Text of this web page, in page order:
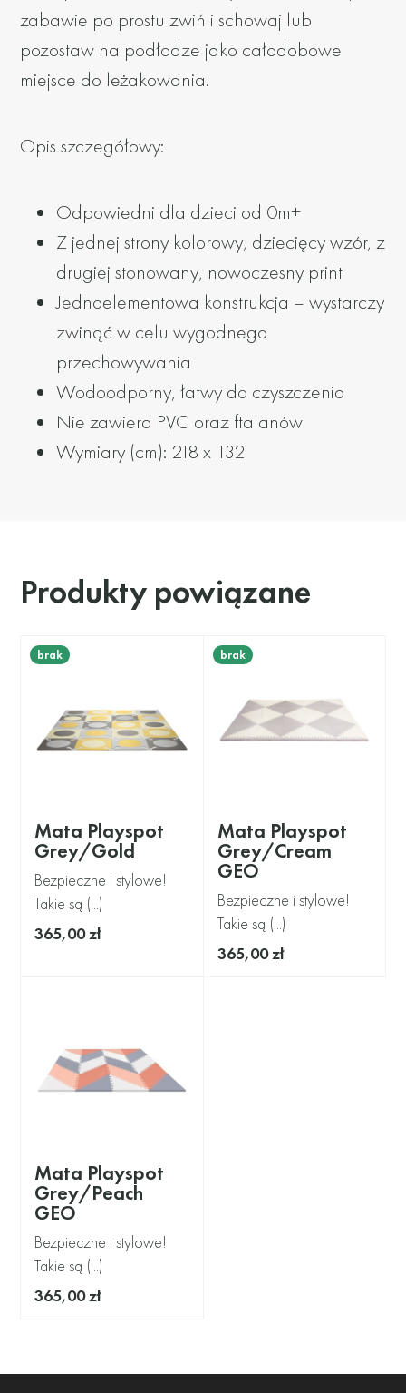
zabawie po prostu zwiń i schowaj lub
pozostaw na podłodze jako całodobowe
miejsce do leżakowania.
Opis szczegółowy:
Odpowiedni dla dzieci od 0m+
Z jednej strony kolorowy, dziecięcy wzór, z
drugiej stonowany, nowoczesny print
Jednoelementowa konstrukcja – wystarczy
zwinąć w celu wygodnego
przechowywania
Wodoodporny, łatwy do czyszczenia
Nie zawiera PVC oraz ftalanów
Wymiary (cm): 218 x 132
Produkty powiązane
Mata Playspot
Grey/Gold
Bezpieczne i stylowe!
Takie są (...)
365,00 zł
brak
Mata Playspot
Grey/Cream
GEO
Bezpieczne i stylowe!
Takie są (...)
365,00 zł
brak
Mata Playspot
Grey/Peach
GEO
Bezpieczne i stylowe!
Takie są (...)
365,00 zł